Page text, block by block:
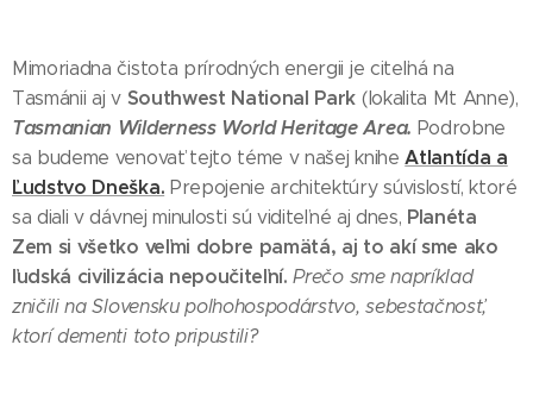
Mimoriadna čistota prírodných energii je citeľná na
Tasmánii aj v Southwest National Park (lokalita Mt Anne),
Tasmanian Wilderness World Heritage Area. Podrobne
sa budeme venovať tejto téme v našej kniheAtlantída a
Ľudstvo Dneška. Prepojenie architektúry súvislostí, ktoré
sa diali v dávnej minulosti sú viditeľné aj dnes, Planéta
Zem si všetko veľmi dobre pamätá, aj to akí sme ako
ľudská civilizácia nepoučiteľní.Prečo sme napríklad
zničili na Slovensku poľnohospodárstvo, sebestačnosť,
ktorí dementi toto pripustili?